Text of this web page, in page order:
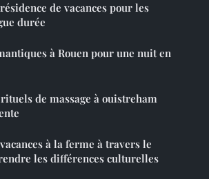
de vacances pour les
durée
à Rouen pour une nuit en
de massage à ouistreham
à la ferme à travers le
les différences culturelles